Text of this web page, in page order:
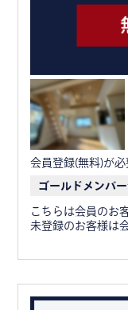
会員登録(無料)が必
ゴールドメンバ
こちらは会員のお
未登録のお客様は